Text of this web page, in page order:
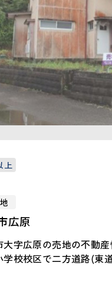
上
広原
大字広原の売地の不動
学校校区で二方道路(東